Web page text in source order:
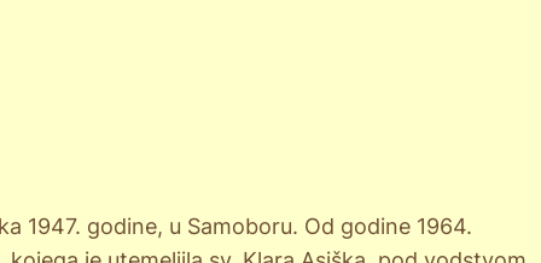
1947. godine, u Samoboru. Od godine 1964.